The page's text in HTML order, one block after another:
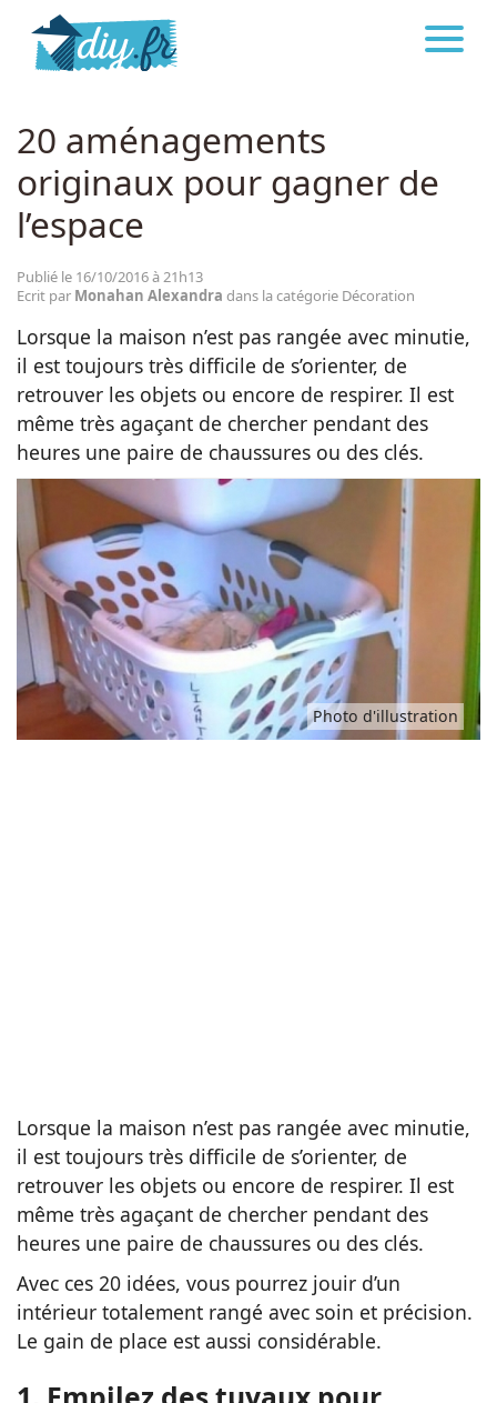
Décoration
Cuisine
Santé
Idées
DIY.FR DÉCORATION
20 aménagements
originaux pour gagner de
l’espace
Publié le 16/10/2016 à 21h13
Ecrit par Monahan Alexandra dans la catégorie Décoration
Lorsque la maison n’est pas rangée avec minutie,
il est toujours très difficile de s’orienter, de
retrouver les objets ou encore de respirer. Il est
même très agaçant de chercher pendant des
heures une paire de chaussures ou des clés.
Photo d'illustration
Lorsque la maison n’est pas rangée avec minutie,
il est toujours très difficile de s’orienter, de
retrouver les objets ou encore de respirer. Il est
même très agaçant de chercher pendant des
heures une paire de chaussures ou des clés.
Avec ces 20 idées, vous pourrez jouir d’un
intérieur totalement rangé avec soin et précision.
Le gain de place est aussi considérable.